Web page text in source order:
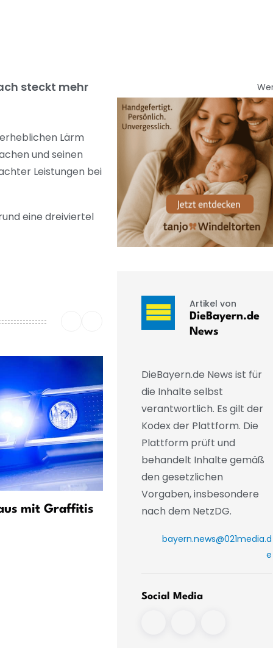
steckt mehr
Lärm
und seinen
Leistungen bei
eine dreiviertel
mit Graffitis
Polizist bei Einsatz in
verletzt
Artikel von
DieBayern.de
News
DieBayern.de News ist für
die Inhalte selbst
verantwortlich. Es gilt der
Kodex der Plattform. Die
Plattform prüft und
behandelt Inhalte gemäß
den gesetzlichen
Vorgaben, insbesondere
nach dem NetzDG.
bayern.news@021media.d
e
Social Media